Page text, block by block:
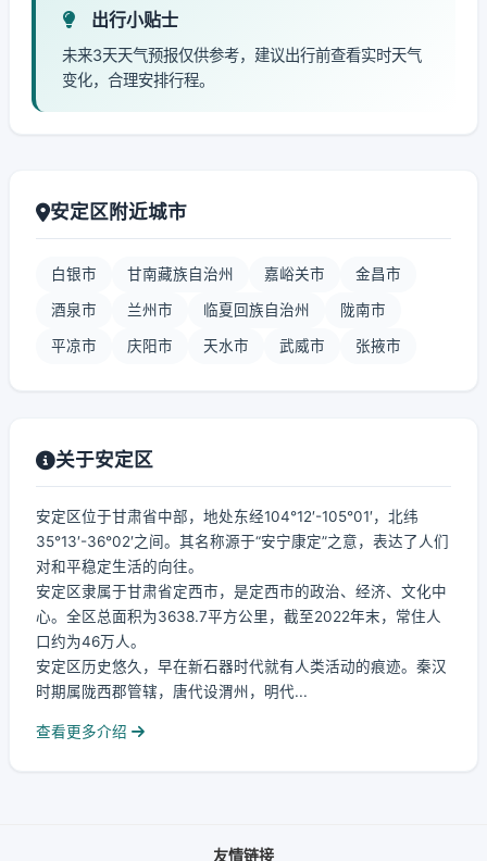
出行小贴士
未来3天天气预报仅供参考，建议出行前查看实时天气
变化，合理安排行程。
安定区附近城市
白银市 甘南藏族自治州 嘉峪关市 金昌市
酒泉市 兰州市 临夏回族自治州 陇南市
平凉市 庆阳市 天水市 武威市 张掖市
关于安定区
安定区位于甘肃省中部，地处东经104°12′-105°01′，北纬
35°13′-36°02′之间。其名称源于“安宁康定”之意，表达了人们
对和平稳定生活的向往。
安定区隶属于甘肃省定西市，是定西市的政治、经济、文化中
心。全区总面积为3638.7平方公里，截至2022年末，常住人
口约为46万人。
安定区历史悠久，早在新石器时代就有人类活动的痕迹。秦汉
时期属陇西郡管辖，唐代设渭州，明代...
查看更多介绍
友情链接